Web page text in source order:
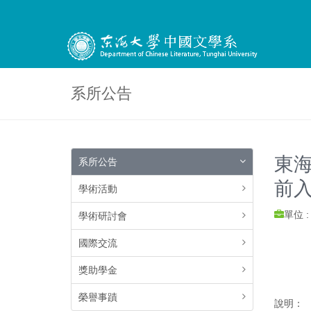
系所公告
系所公告
學術活動
學術研討會
國際交流
獎助學金
榮譽事蹟
東
前
單位 :
說明：